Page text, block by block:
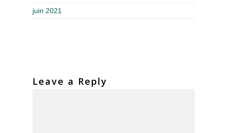
juin 2021
Leave a Reply